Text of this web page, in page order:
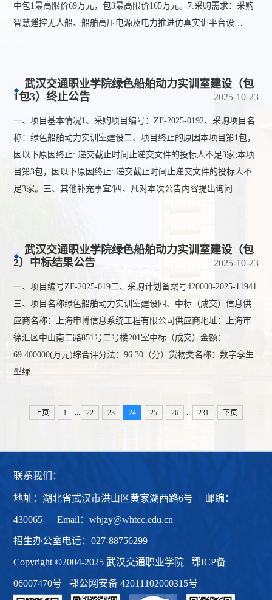
中包1最高限价69万元，包3最高限价165万元。7.采购需求：采购
智慧遥控无人船、船舶高压电源及电力推进仿真实训平台设…
武汉交通职业学院绿色船舶动力实训室建设（包
1包3）终止公告
2025-10-23
一、项目基本情况1、采购项目编号：ZF-2025-0192、采购项目名
称：绿色船舶动力实训室建设二、项目终止的原因本项目第1包，
因以下原因终止: 递交截止时间止递交文件的投标人不足3家;本项
目第3包，因以下原因终止: 递交截止时间止递交文件的投标人不
足3家。三、其他补充事宜/四、凡对本次公告内容提出询问…
武汉交通职业学院绿色船舶动力实训室建设（包
2）中标结果公告
2025-10-23
一、项目编号ZF-2025-019二、采购计划备案号420000-2025-11941
三、项目名称绿色船舶动力实训室建设四、中标（成交）信息供
应商名称：上海申博信息系统工程有限公司供应商地址：上海市
徐汇区中山南二路851号二号楼201室中标（成交）金额：
69.400000(万元)综合评分法：96.30（分）货物类名称：数字孪生
型绿…
上页 1 ... 22 23 24 25 26 ... 231 下页
联系我们：
地址：湖北省武汉市洪山区黄家湖西路6号 邮编：
430065 Email：whjzy@whtcc.edu.cn
招生办公室电话：027-88756299
Copyright ©2004-2025 武汉交通职业学院鄂ICP备
06007470号 鄂公网安备 42011102000315号